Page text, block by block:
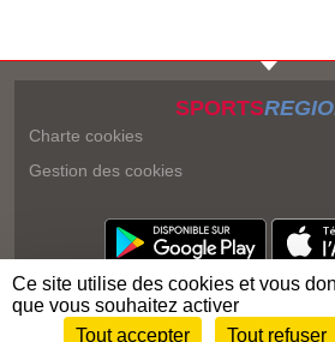
SPORTS
Charte cookies
Gestion des cookies
Envie de participer ?
Ce site utilise des cookies et vous
que vous souhaitez activer
Tout accepter
Tout refuser